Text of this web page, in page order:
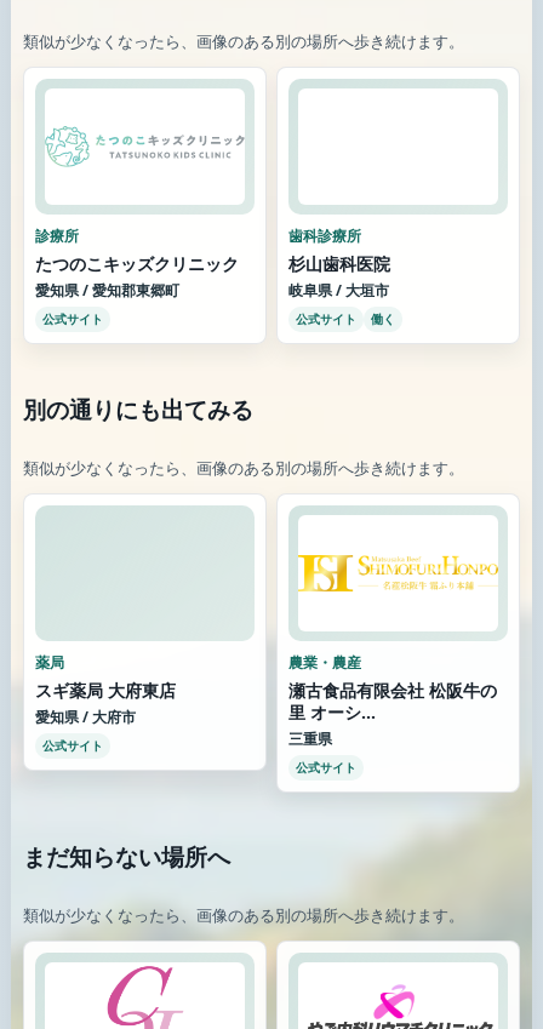
類似が少なくなったら、画像のある別の場所へ歩き続けます。
診療所
たつのこキッズクリニック
愛知県 / 愛知郡東郷町
公式サイト
歯科診療所
杉山歯科医院
岐阜県 / 大垣市
公式サイト 働く
別の通りにも出てみる
類似が少なくなったら、画像のある別の場所へ歩き続けます。
薬局
スギ薬局 大府東店
愛知県 / 大府市
公式サイト
農業・農産
瀬古食品有限会社 松阪牛の
里 オーシ...
三重県
公式サイト
まだ知らない場所へ
類似が少なくなったら、画像のある別の場所へ歩き続けます。